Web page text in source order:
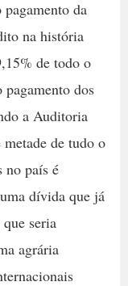
da
na história
de todo o
dos
a Auditoria
de tudo o
no país é
dívida que já
seria
agrária